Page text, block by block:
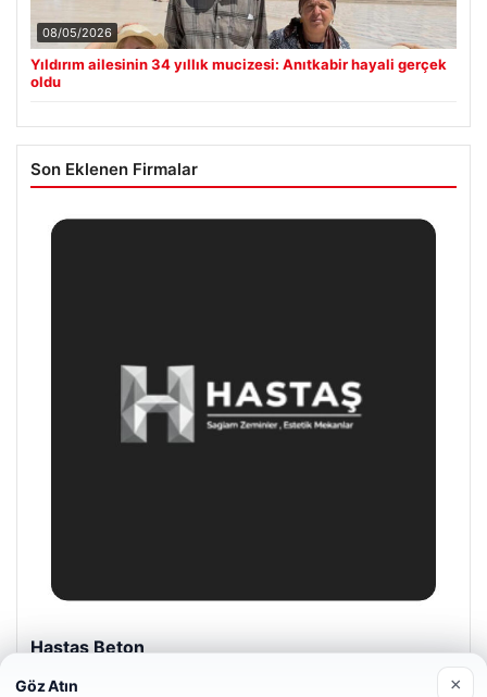
08/05/2026
Yıldırım ailesinin 34 yıllık mucizesi: Anıtkabir hayali gerçek
oldu
Son Eklenen Firmalar
Prenses Night Club
Göz Atın ×